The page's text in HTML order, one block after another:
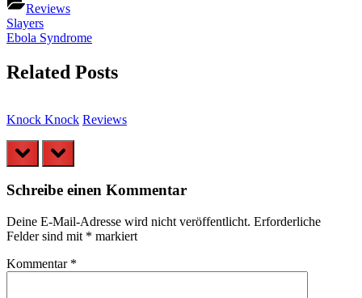
Reviews
Beitragsnavigation
Previous
Post:
Slayers
Next
Ebola Syndrome
Related Posts
Knock Knock Reviews
prev next
Schreibe einen Kommentar
Deine E-Mail-Adresse wird nicht veröffentlicht. Erforderliche
Felder sind mit * markiert
Kommentar *